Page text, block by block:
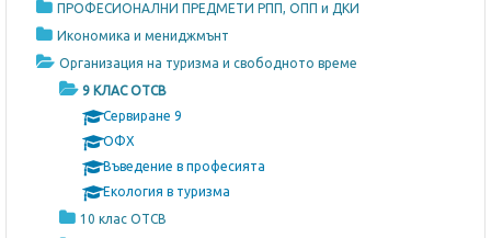
д
н
в
р
ПРОФЕСИОНАЛНИ ПРЕДМЕТИ РПП, ОПП и ДКИ
Икономика и мениджмънт
Организация на туризма и свободното време
9 КЛАС ОТСВ
Сервиране 9
ОФХ
Въведение в професията
Екология в туризма
10 клас ОТСВ